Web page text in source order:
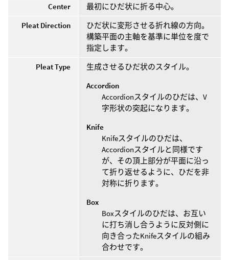
Center
最初にひだ状に折る中心。
Pleat Direction
ひだ状に変形させる折れ線の方向。
構築平面の主軸を基準に単位を度で
指定します。
Pleat Type
生成させるひだ状のスタイル。
Accordion
Accordionスタイルのひだは、V
字形状の突起になります。
Knife
Knifeスタイルのひだは、
Accordionスタイルと同様です
が、その頂上部分が平面に沿っ
て折り返せるように、ひだを非
対称に折ります。
Box
Boxスタイルのひだは、お互い
に打ち消し合うように反対側に
向き合ったKnifeスタイルの組み
合わせです。